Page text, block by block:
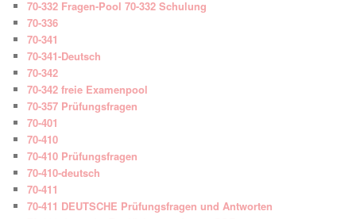
70-332 Fragen-Pool 70-332 Schulung
70-336
70-341
70-341-Deutsch
70-342
70-342 freie Examenpool
70-357 Prüfungsfragen
70-401
70-410
70-410 Prüfungsfragen
70-410-deutsch
70-411
70-411 DEUTSCHE Prüfungsfragen und Antworten